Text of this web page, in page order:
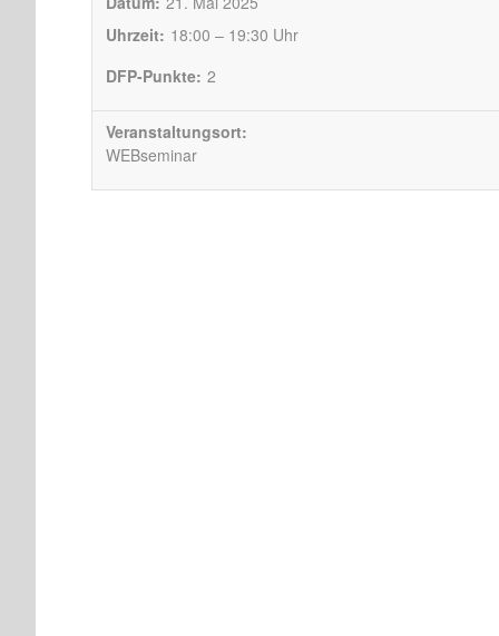
Uhrzeit: 18:00 – 19:30 Uhr
DFP-Punkte: 2
Veranstaltungsort:
WEBseminar